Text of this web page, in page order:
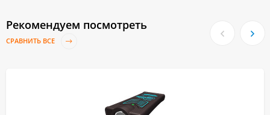
Рекомендуем посмотреть
СРАВНИТЬ ВСЕ